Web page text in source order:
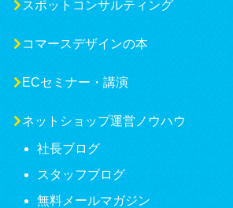
スポットコンサルティング
コマースデザインの本
ECセミナー・講演
ネットショップ運営ノウハウ
社長ブログ
スタッフブログ
無料メールマガジン